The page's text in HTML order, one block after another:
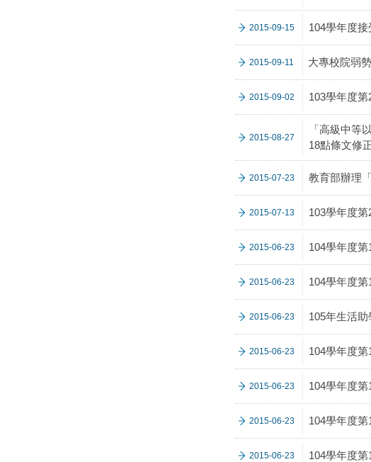
2015-09-15 104學年度
2015-09-11 大專校院弱
2015-09-02 103學年度
2015-08-27
「高級中等
18點條文修正
2015-07-23 教育部辦理
2015-07-13 103學年度
2015-06-23 104學年度
2015-06-23 104學年度
2015-06-23 105年生活
2015-06-23 104學年度
2015-06-23 104學年度
2015-06-23 104學年度
2015-06-23 104學年度